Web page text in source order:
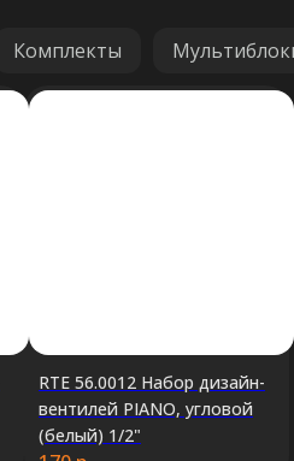
Комплекты
RTE 56.0012 Набор дизайн-
вентилей PIANO, угловой
(белый) 1/2"